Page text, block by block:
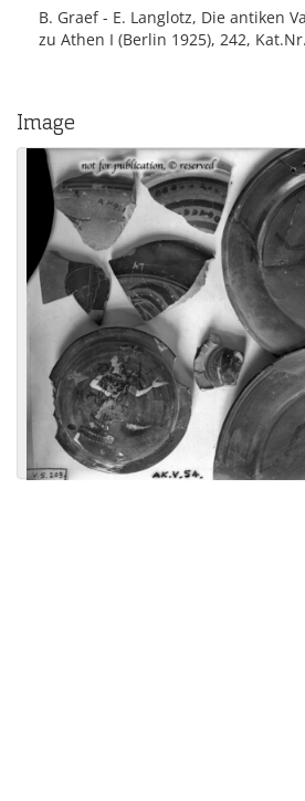
B. Graef - E. Langlotz, Die antiken
zu Athen I (Berlin 1925), 242,
Image